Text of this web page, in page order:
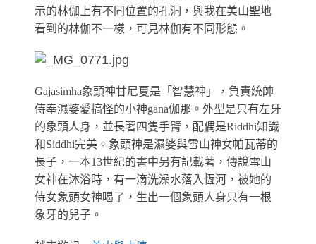
示的林伽上有不同位置的孔洞，與我在美山聖地
看到的林伽不一樣，可見林伽有不同形態。
Gajasimha象頭神甘尼夏是「智慧神」，負責統帥
侍奉濕婆愛搞怪的小神gana伽那。外型是只有左牙
的象頭人身，並長著四隻手臂，配偶是Riddhi知識
和Siddhi完美。象頭神是濕婆與雪山神女帕瓦蒂的
長子，一本13世紀的書中另有記載著，傳說雪山
女神在沐浴時，有一滴洗澡水落入恆河，被她的
侍女象頭女神喝了，生出一個象頭人身只有一根
象牙的兒子。